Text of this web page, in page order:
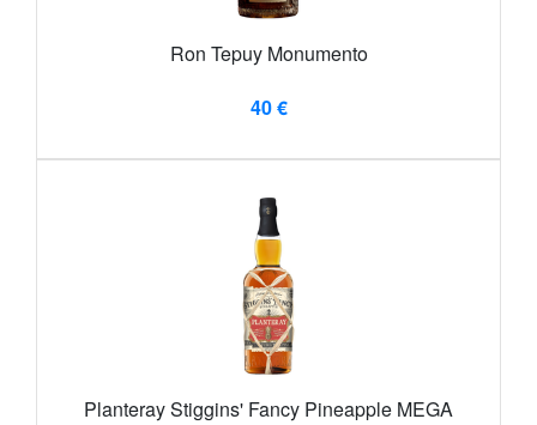
Ron Tepuy Monumento
40 €
Planteray Stiggins' Fancy Pineapple MEGA